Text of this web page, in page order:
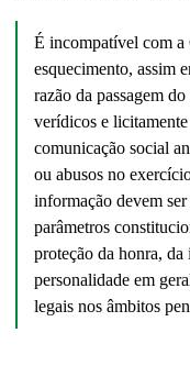
É incompatível com a
esquecimento, assim
razão da passagem
verídicos e
comunicação social
ou abusos no
informação devem
parâmetros
proteção da honra,
personalidade em
legais nos âmbitos